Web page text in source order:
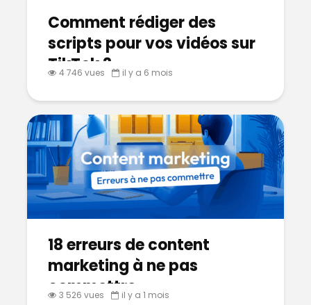
Comment rédiger des
scripts pour vos vidéos sur
TikTok ?
4 746 vues il y a 6 mois
18 erreurs de content
marketing à ne pas
commettre
3 526 vues il y a 1 mois